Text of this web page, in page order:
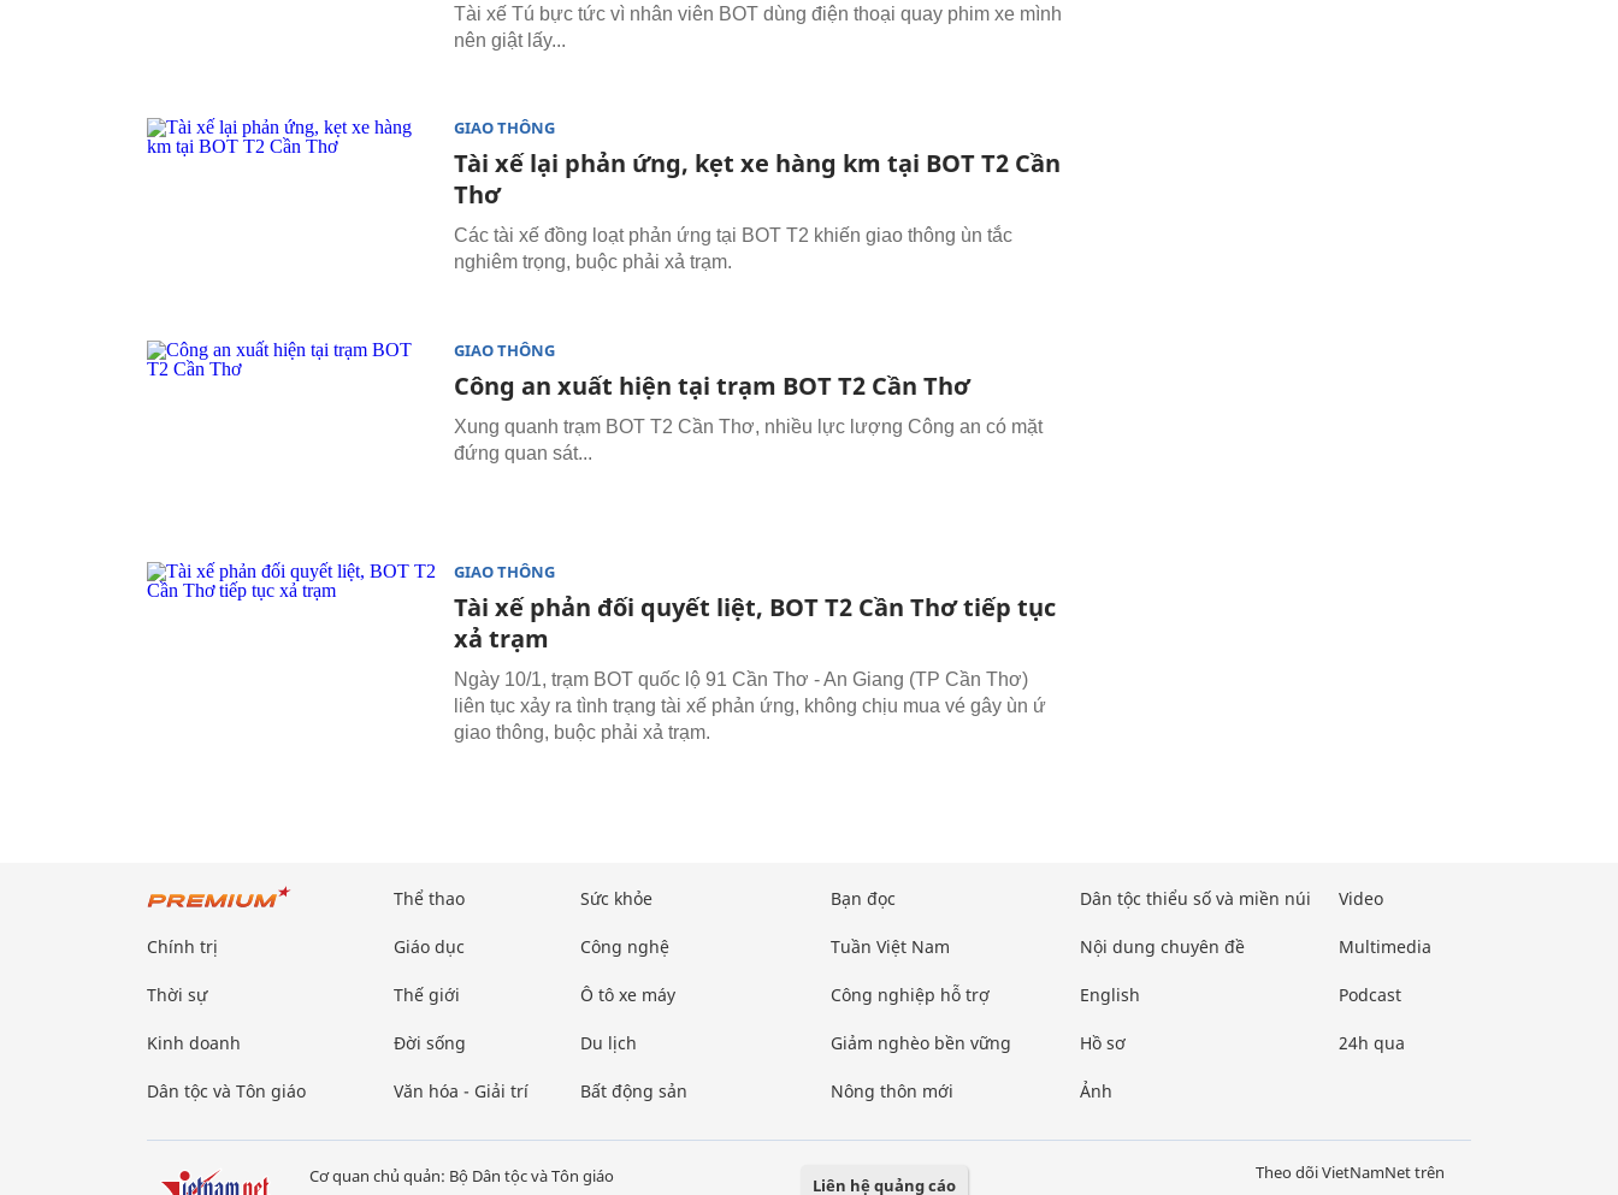
Tài xế Tú bực tức vì nhân viên BOT dùng điện thoại quay phim xe mình
nên giật lấy...
GIAO THÔNG
Tài xế lại phản ứng, kẹt xe hàng km tại BOT T2 Cần
Thơ
Các tài xế đồng loạt phản ứng tại BOT T2 khiến giao thông ùn tắc
nghiêm trọng, buộc phải xả trạm.
GIAO THÔNG
Công an xuất hiện tại trạm BOT T2 Cần Thơ
Xung quanh trạm BOT T2 Cần Thơ, nhiều lực lượng Công an có mặt
đứng quan sát...
GIAO THÔNG
Tài xế phản đối quyết liệt, BOT T2 Cần Thơ tiếp tục
xả trạm
Ngày 10/1, trạm BOT quốc lộ 91 Cần Thơ - An Giang (TP Cần Thơ)
liên tục xảy ra tình trạng tài xế phản ứng, không chịu mua vé gây ùn ứ
giao thông, buộc phải xả trạm.
Chính trị
Thời sự
Kinh doanh
Dân tộc và Tôn giáo
Thể thao
Giáo dục
Thế giới
Đời sống
Văn hóa - Giải trí
Sức khỏe
Công nghệ
Ô tô xe máy
Du lịch
Bất động sản
Bạn đọc
Tuần Việt Nam
Công nghiệp hỗ trợ
Giảm nghèo bền vững
Nông thôn mới
Dân tộc thiểu số và miền núi
Nội dung chuyên đề
English
Hồ sơ
Ảnh
Video
Multimedia
Podcast
24h qua
Cơ quan chủ quản: Bộ Dân tộc và Tôn giáo Liên hệ quảng cáo
Theo dõi VietNamNet trên